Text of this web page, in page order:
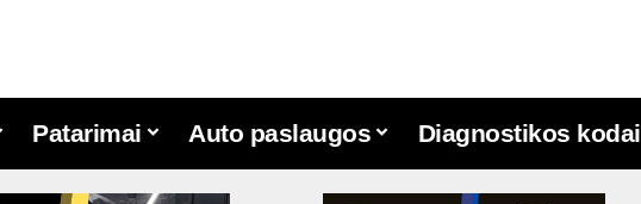
Patarimai Auto paslaugos Diagnostikos kodai